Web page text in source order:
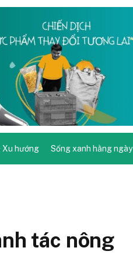
Xu hướng Sống xanh hằng ngày
tác nông